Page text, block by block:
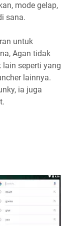
mode gelap,
sana.
untuk
Agan tidak
seperti yang
lainnya.
ia juga